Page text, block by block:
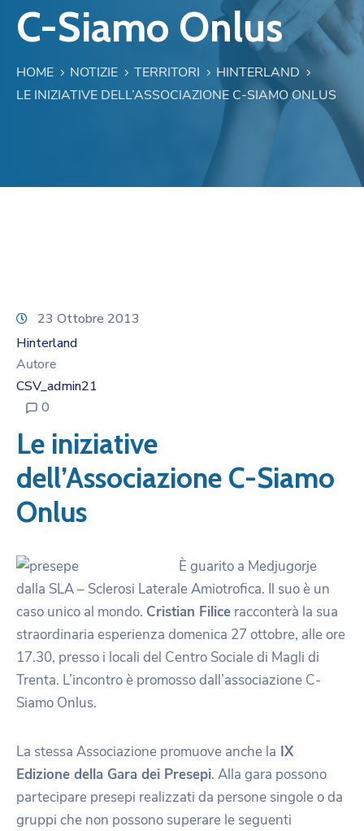
C-Siamo Onlus
HOME NOTIZIE TERRITORI
HINTERLAND
LE INIZIATIVE DELL’ASSOCIAZIONE C-SIAMO ONLUS
23 Ottobre 2013
Hinterland
Autore
CSV_admin21
0
Le iniziative
dell’Associazione C-Siamo
Onlus
È guarito a Medjugorje
dalla SLA – Sclerosi Laterale Amiotrofica. Il suo è un
caso unico al mondo. Cristian Filice racconterà la sua
straordinaria esperienza domenica 27 ottobre, alle ore
17.30, presso i locali del Centro Sociale di Magli di
Trenta. L’incontro è promosso dall’associazione C-
Siamo Onlus.
La stessa Associazione promuove anche la IX
Edizione della Gara dei Presepi. Alla gara possono
partecipare presepi realizzati da persone singole o da
gruppi che non possono superare le seguenti